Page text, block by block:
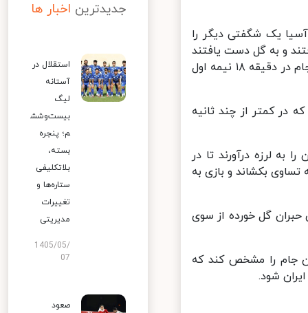
آسیا یک شگفتی دیگر را
و به گل دست یافتند
ولی گل سعید احمدعباسی بعد از بررسی در VS مردود اعلام شد. ایران سرانجام در دقیقه ۱۸ نیمه اول
در کمتر از چند ثانیه
لرزه درآورند تا در
بکشاند و بازی به
گل خورده از سوی
جام را مشخص کند که
شود.
جدیدترین اخبار ها
استقلال در
آستانه
لیگ
بیست‌وشش
م؛ پنجره
بسته،
بلاتکلیفی
ستاره‌ها و
تغییرات
مدیریتی
1405/05/
07
صعود